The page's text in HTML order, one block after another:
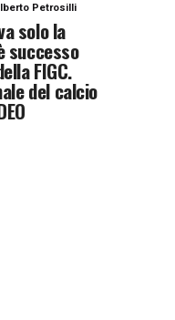
Petrosilli
solo la
successo
FIGC.
del calcio